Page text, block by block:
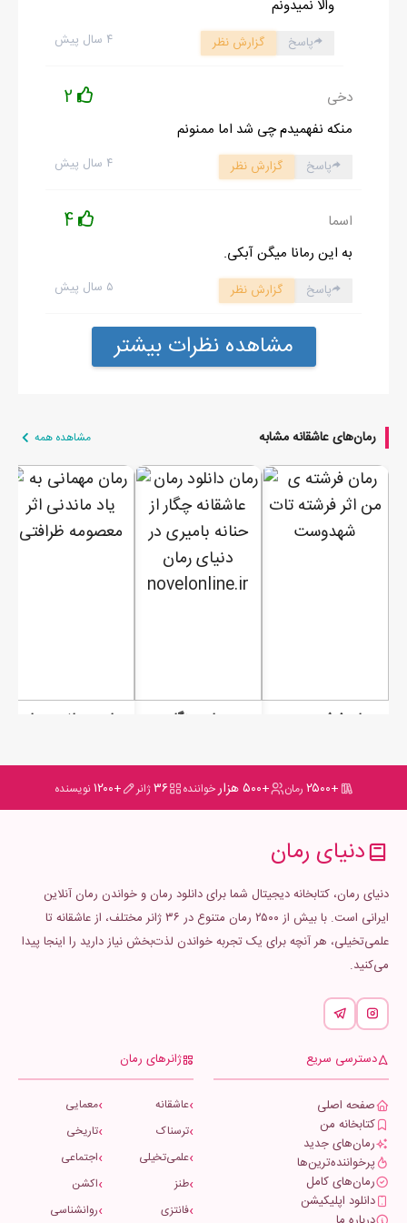
من:چی شده مامان جونم چه خبری؟
ادامه رمان در اپلیکیشن شروع مطالعه آنلاین رمان
والا نمیدونم
۴ سال پیش پاسخ گزارش نظر
دخی 2
منکه نفهمیدم چی شد اما ممنونم
۴ سال پیش پاسخ گزارش نظر
اسما 4
به این رمانا میگن آبکی.
۵ سال پیش پاسخ گزارش نظر
مشاهده نظرات بیشتر
رمان‌های عاشقانه مشابه مشاهده همه
رمان فرشته ی من رمان چنگار
+۲۵۰۰ رمان +۵۰۰ هزار خواننده ۳۶ژانر +۱۲۰۰ نویسنده
دنیای رمان
دنیای رمان، کتابخانه دیجیتال شما برای دانلود رمان و خواندن رمان آنلاین
ایرانی است. با بیش از ۲۵۰۰ رمان متنوع در ۳۶ ژانر مختلف، از عاشقانه تا
علمی‌تخیلی، هر آنچه برای یک تجربه خواندن لذت‌بخش نیاز دارید را اینجا پیدا
می‌کنید.
دسترسی سریع
صفحه اصلی
کتابخانه من
رمان‌های جدید
پرخواننده‌ترین‌ها
رمان‌های کامل
دانلود اپلیکیشن
ژانرهای رمان
عاشقانه
معمایی
ترسناک
تاریخی
علمی‌تخیلی
اجتماعی
طنز
اکشن
فانتزی
روانشناسی